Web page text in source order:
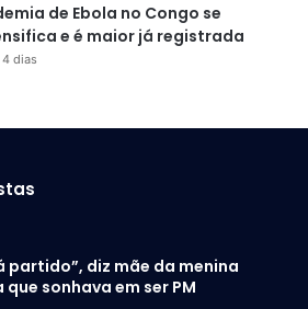
de Ebola no Congo se
e é maior já registrada
4 dias
partido”, diz mãe da menina
sonhava em ser PM